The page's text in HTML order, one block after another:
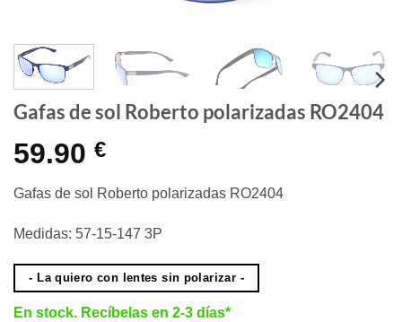
Gafas de sol Roberto polarizadas RO2404
59.90 €
Gafas de sol Roberto polarizadas RO2404
Medidas: 57-15-147 3P
- La quiero con lentes sin polarizar -
En stock. Recíbelas en 2-3 días*